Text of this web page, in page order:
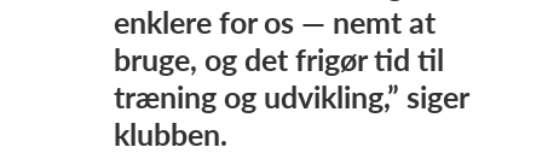
enklere for os — nemt at
bruge, og det frigør tid til
træning og udvikling,” siger
klubben.